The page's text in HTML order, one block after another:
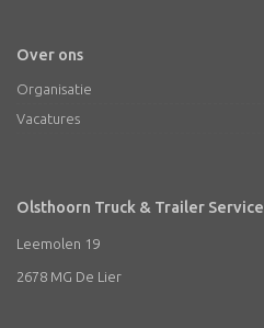
Over ons
Organisatie
Vacatures
Olsthoorn Truck & Trailer Service
Leemolen 19
2678 MG De Lier